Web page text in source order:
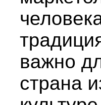
важно
страна